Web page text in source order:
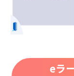
eラ